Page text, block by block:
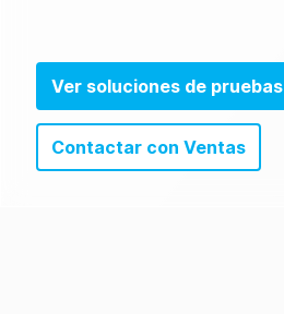
Ver soluciones de pruebas
Contactar con Ventas